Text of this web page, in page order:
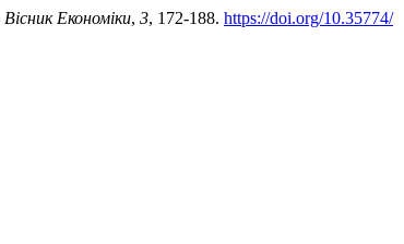
Вісник Економіки, 3, 172-188. https://doi.org/10.35774/